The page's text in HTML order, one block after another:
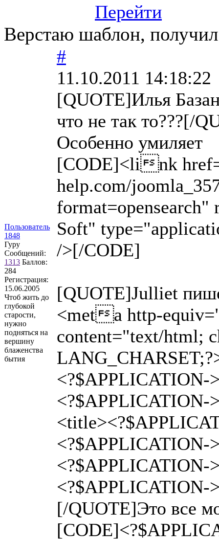
Перейти
Верстаю шаблон,
Пользователь
1848
Гуру
Сообщений:
1313 Баллов:
284
Регистрация:
15.06.2005
Чтоб жить до
глубокой
старости,
нужно
подняться на
вершину
блаженства
бытия
#
11.10.2011 14:18:22
[QUOTE]Илья
что не так то???[/
Особенно умиляет
[CODE]<link
help.com/
format=opensearch"
Soft"
/>[/CODE]
[QUOTE]Julliet
<meta http-
content="text/html;
<?$APPLICATION-
<?$APPLICATION-
<?$APPLICATION-
<?$APPLICATION-
<?$APPLICATION-
[/QUOTE]Это все